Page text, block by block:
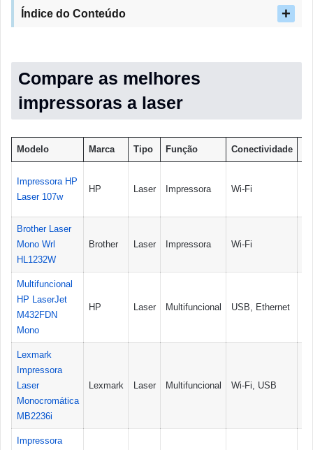
Índice do Conteúdo
Compare as melhores
impressoras a laser
Modelo Marca Tipo Função Conectividade
Impressora HP
Laser 107w
HP Laser Impressora Wi-Fi
Brother Laser
Mono Wrl
HL1232W
Brother Laser Impressora Wi-Fi
Multifuncional
HP LaserJet
M432FDN
Mono
HP Laser Multifuncional USB, Ethernet
Lexmark
Impressora
Laser
Monocromática
MB2236i
Lexmark Laser Multifuncional Wi-Fi, USB
Impressora